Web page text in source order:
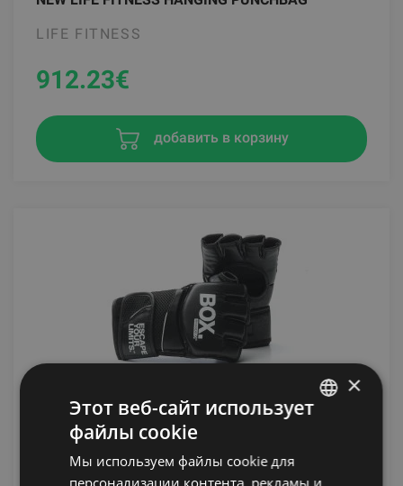
LIFE FITNESS
912.23€
добавить в корзину
ESCAPE BOA MITT
ESCAPE
×
Этот веб-сайт использует
файлы cookie
Мы используем файлы cookie для
персонализации контента, рекламы и